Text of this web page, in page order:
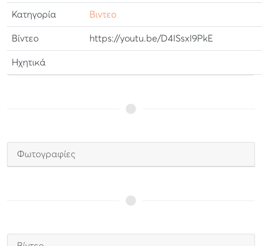
Κατηγορία Βιντεο
Βίντεο https://youtu.be/D4ISsxI9PkE
Ηχητικά
Φωτογραφίες